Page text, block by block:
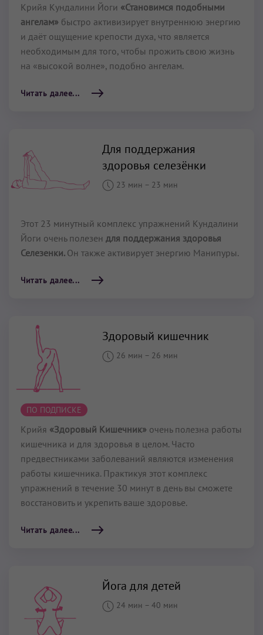
Крийя Кундалини Йоги «Становимся подобными
ангелам» быстро активизирует внутреннюю энергию
и даёт ощущение крепости духа, что является
необходимым для того, чтобы прожить свою жизнь
на «высокой волне», подобно ангелам.
Читать далее...
Для поддержания
здоровья селезёнки
23 мин – 23 мин
Этот 23 минутный комплекс упражнений Кундалини
Йоги очень полезен для поддержания здоровья
Селезенки. Он также активирует энергию Манипуры.
Читать далее...
Здоровый кишечник
26 мин – 26 мин
ПО ПОДПИСКЕ
Крийя «Здоровый Кишечник» очень полезна работы
кишечника и для здоровья в целом. Часто
предвестниками заболеваний являются изменения
работы кишечника. Практикуя этот комплекс
упражнений в течение 30 минут в день вы сможете
восстановить и укрепить ваше здоровье.
Читать далее...
Йога для детей
24 мин –40 мин